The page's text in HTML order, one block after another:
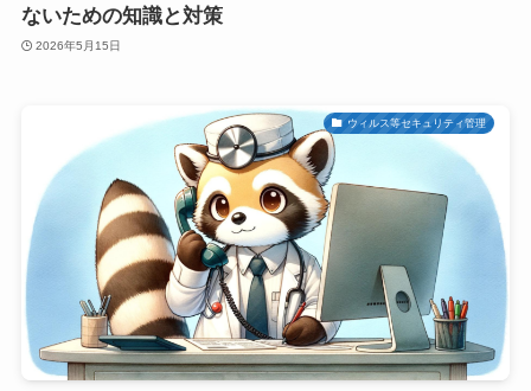
ないための知識と対策
2026年5月15日
ウィルス等セキュリティ管理